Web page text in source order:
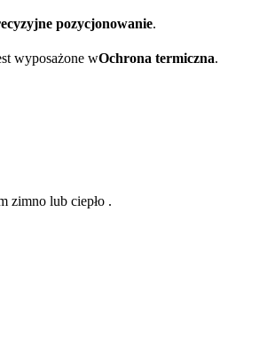
pozycjonowanie.
wyposażone wOchrona termiczna.
zimno lub ciepło .